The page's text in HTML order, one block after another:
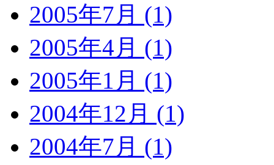
2005年7月 (1)
2005年4月 (1)
2005年1月 (1)
2004年12月 (1)
2004年7月 (1)